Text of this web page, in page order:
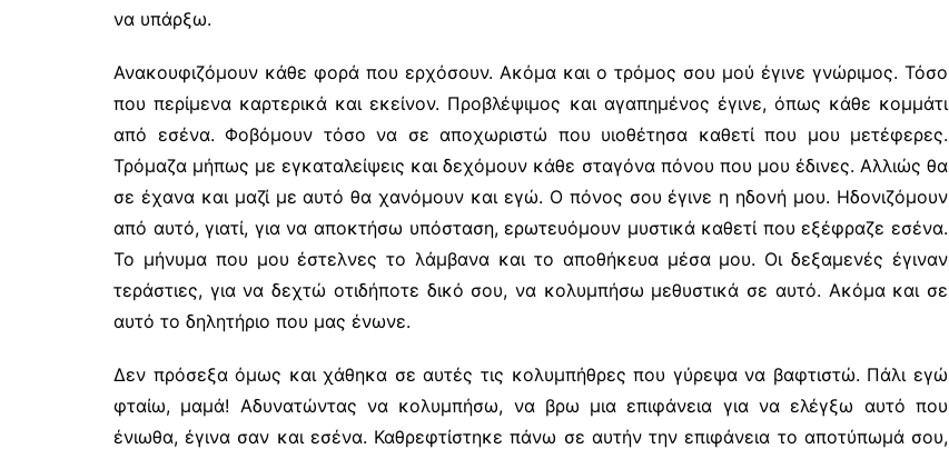
να υπάρξω.
Ανακουφιζόμουν κάθε φορά που ερχόσουν. Ακόμα και ο τρόμος σου μού έγινε γνώριμος. Τόσο
που περίμενα καρτερικά και εκείνον. Προβλέψιμος και αγαπημένος έγινε, όπως κάθε κομμάτι
από εσένα. Φοβόμουν τόσο να σε αποχωριστώ που υιοθέτησα καθετί που μου μετέφερες.
Τρόμαζα μήπως με εγκαταλείψεις και δεχόμουν κάθε σταγόνα πόνου που μου έδινες. Αλλιώς θα
σε έχανα και μαζί με αυτό θα χανόμουν και εγώ. Ο πόνος σου έγινε η ηδονή μου. Ηδονιζόμουν
από αυτό, γιατί, για να αποκτήσω υπόσταση, ερωτευόμουν μυστικά καθετί που εξέφραζε εσένα.
Το μήνυμα που μου έστελνες το λάμβανα και το αποθήκευα μέσα μου. Οι δεξαμενές έγιναν
τεράστιες, για να δεχτώ οτιδήποτε δικό σου, να κολυμπήσω μεθυστικά σε αυτό. Ακόμα και σε
αυτό το δηλητήριο που μας ένωνε.
Δεν πρόσεξα όμως και χάθηκα σε αυτές τις κολυμπήθρες που γύρεψα να βαφτιστώ. Πάλι εγώ
φταίω, μαμά! Αδυνατώντας να κολυμπήσω, να βρω μια επιφάνεια για να ελέγξω αυτό που
ένιωθα, έγινα σαν και εσένα. Καθρεφτίστηκε πάνω σε αυτήν την επιφάνεια το αποτύπωμά σου,